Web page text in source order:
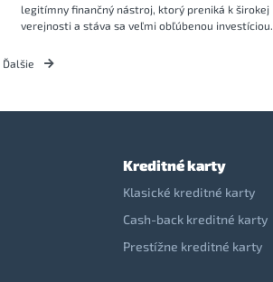
legitímny finančný nástroj, ktorý preniká k širokej
verejnosti a stáva sa veľmi obľúbenou investíciou.
Ďalšie
Kreditné karty
Klasické kreditné karty
Cash-back kreditné karty
Prestížne kreditné karty